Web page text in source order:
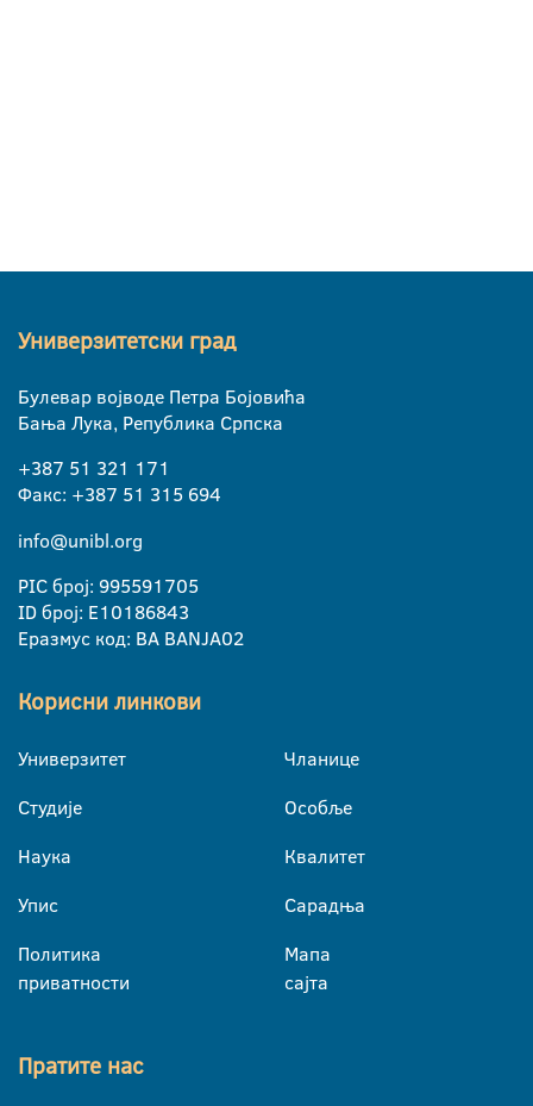
Универзитетски град
Булевар војводе Петра Бојовића
Бања Лука, Република Српска
+387 51 321 171
Факс: +387 51 315 694
info@unibl.org
PIC број: 995591705
ID број: E10186843
Еразмус код: BA BANJA02
Корисни линкови
Универзитет
Студије
Наука
Упис
Политика
приватности
Чланице
Особље
Квалитет
Сарадња
Мапа
сајта
Пратите нас